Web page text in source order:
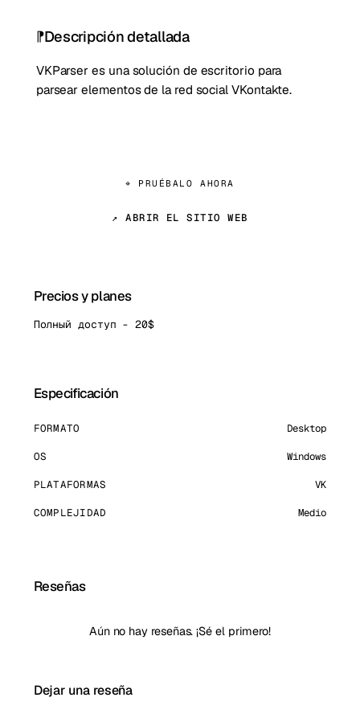
Descripción detallada
VKParser es una solución de escritorio para
parsear elementos de la red social VKontakte.
⌖ PRUÉBALO AHORA
↗ ABRIR EL SITIO WEB
Precios y planes
Полный доступ - 20$
Especificación
FORMATO Desktop
OS Windows
PLATAFORMAS VK
COMPLEJIDAD Medio
Reseñas
Aún no hay reseñas. ¡Sé el primero!
Dejar una reseña